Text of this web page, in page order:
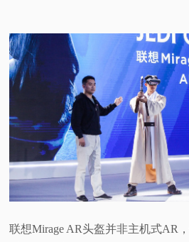
视
频
体
联想Mirage AR头盔并非主机式AR